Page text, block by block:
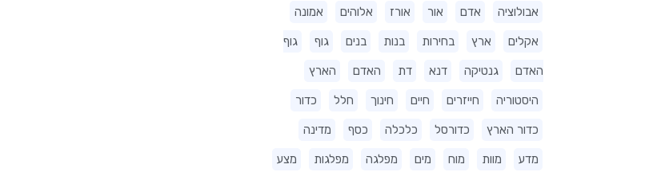
אבולוציה אדם אור אורז אלוהים אמונה
אקלים ארץ בחירות בנות בנים גוף גוף
האדם גנטיקה דנא דת האדם הארץ
היסטוריה חייזרים חיים חינוך חלל כדור
כדור הארץ כדורסל כלכלה כסף מדינה
מדע מוות מוח מים מפלגה מפלגות מצע